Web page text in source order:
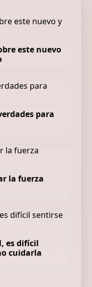
este nuevo
para
la fuerza
es difícil
cuidarla